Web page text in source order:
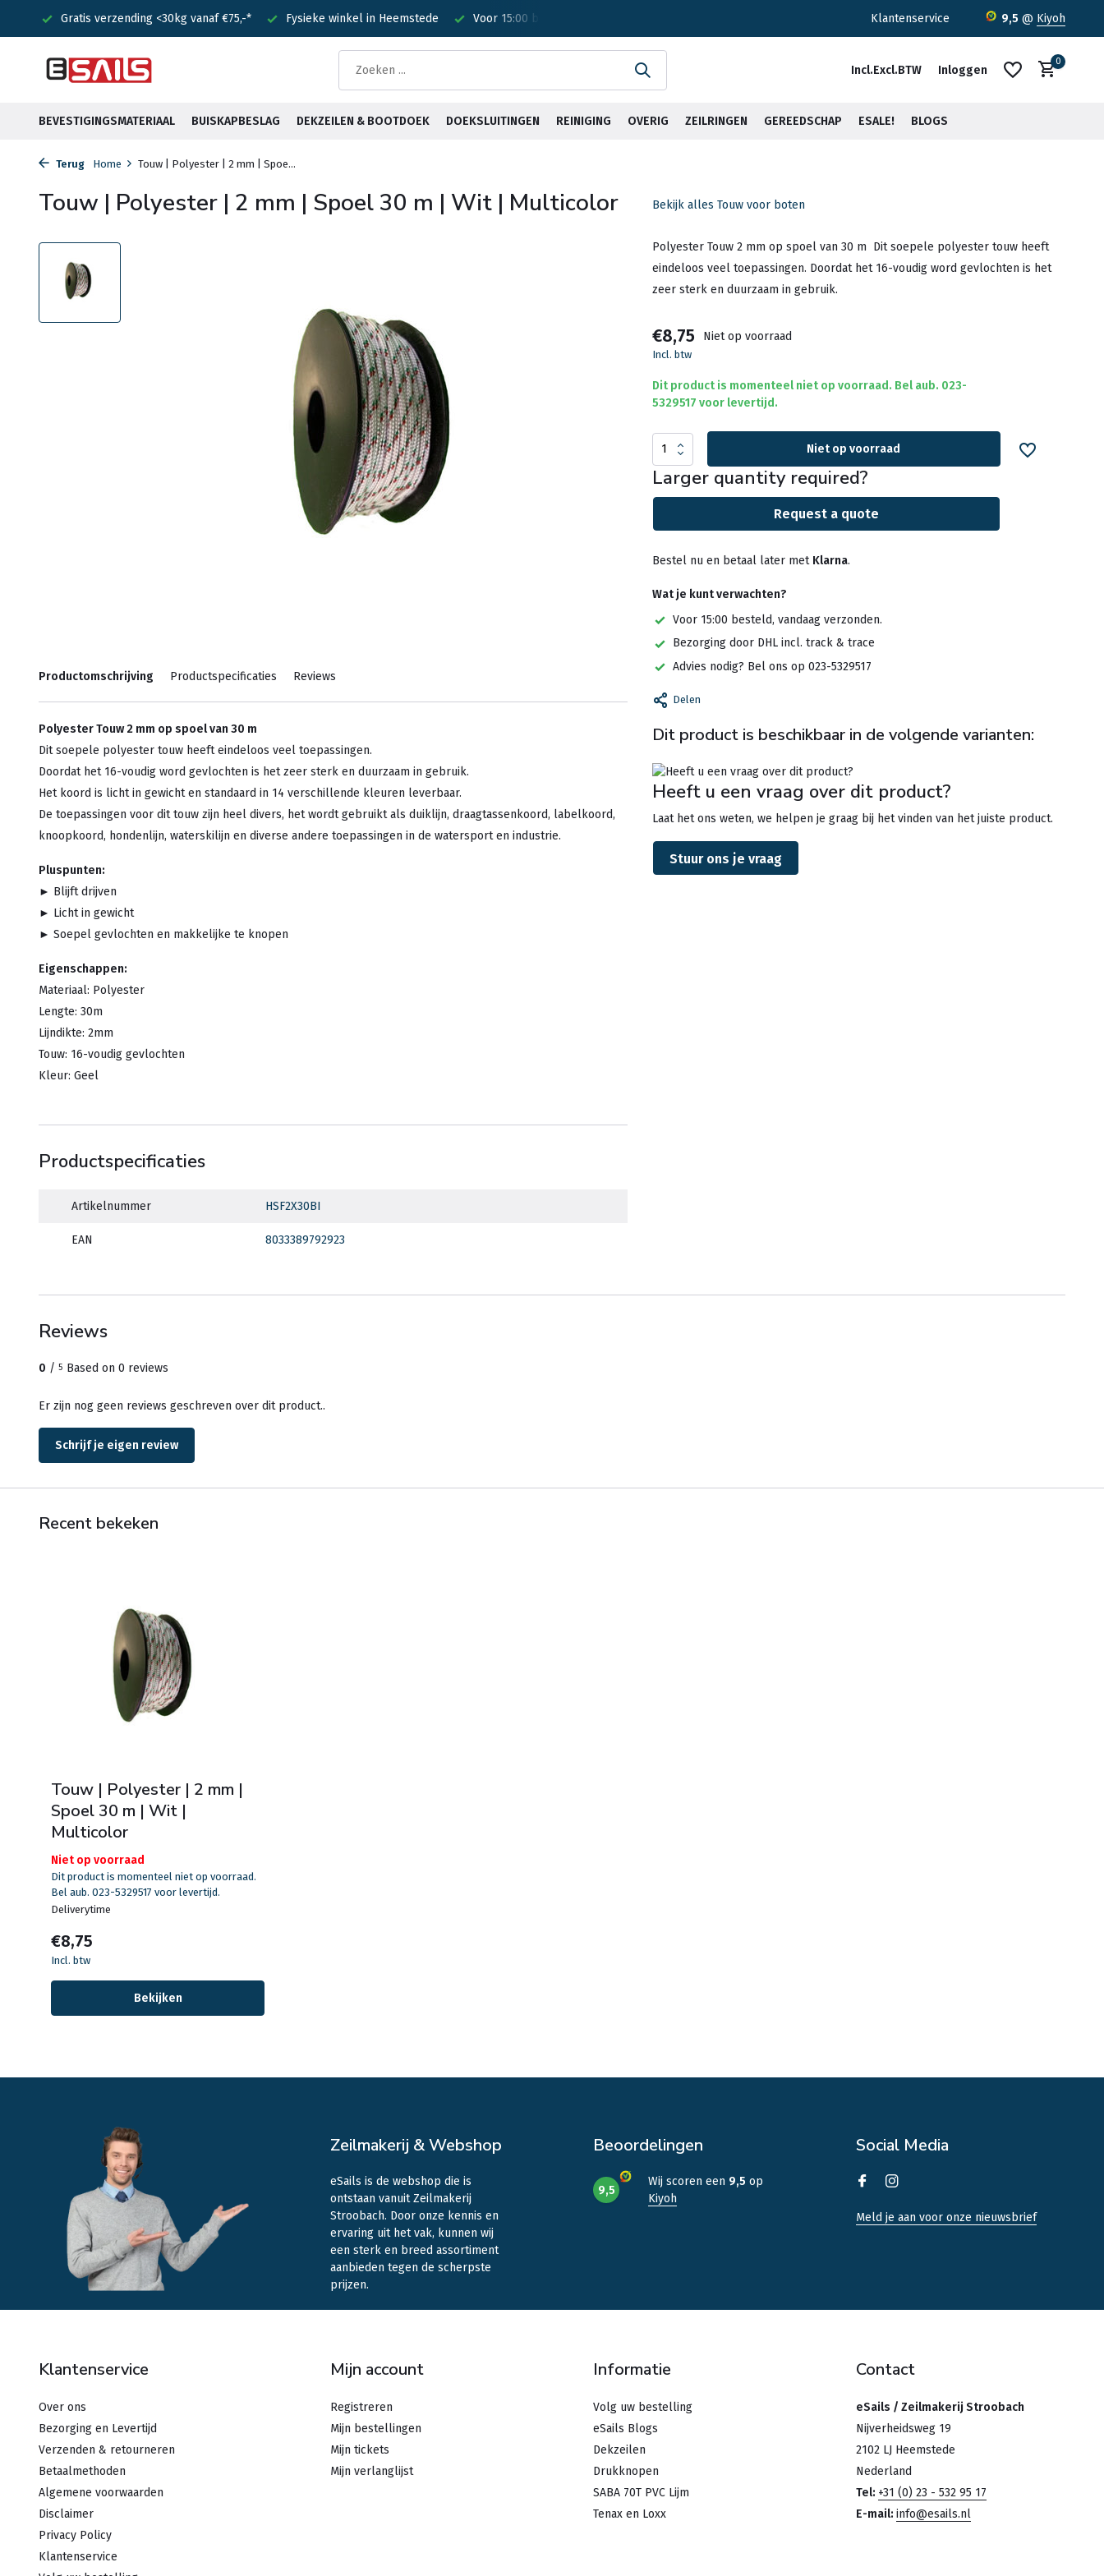
Gratis verzending <30kg vanaf €75,-* Fysieke winkel in Heemstede Voor 15:00 besteld? Is vandaag verzonden! Gratis verzending <30kg vanaf €75,-*
Klantenservice 9,5 @ Kiyoh
Incl.Excl.BTW Inloggen
0
BEVESTIGINGSMATERIAAL BUISKAPBESLAG DEKZEILEN & BOOTDOEK DOEKSLUITINGEN REINIGING OVERIG ZEILRINGEN GEREEDSCHAP ESALE! BLOGS
Terug Home Touw | Polyester | 2 mm | Spoe...
Touw | Polyester | 2 mm | Spoel 30 m | Wit | Multicolor
Productomschrijving Productspecificaties Reviews
Polyester Touw 2 mm op spoel van 30 m
Dit soepele polyester touw heeft eindeloos veel toepassingen.
Doordat het 16-voudig word gevlochten is het zeer sterk en duurzaam in gebruik.
Het koord is licht in gewicht en standaard in 14 verschillende kleuren leverbaar.
De toepassingen voor dit touw zijn heel divers, het wordt gebruikt als duiklijn, draagtassenkoord, labelkoord,
knoopkoord, hondenlijn, waterskilijn en diverse andere toepassingen in de watersport en industrie.
Pluspunten:
► Blijft drijven
► Licht in gewicht
► Soepel gevlochten en makkelijke te knopen
Eigenschappen:
Materiaal: Polyester
Lengte: 30m
Lijndikte: 2mm
Touw: 16-voudig gevlochten
Kleur: Geel
Productspecificaties
Artikelnummer HSF2X30BI
EAN 8033389792923
Bekijk alles Touw voor boten
Polyester Touw 2 mm op spoel van 30 m Dit soepele polyester touw heeft
eindeloos veel toepassingen. Doordat het 16-voudig word gevlochten is het
zeer sterk en duurzaam in gebruik.
€8,75 Niet op voorraad
Incl. btw
Dit product is momenteel niet op voorraad. Bel aub. 023-
5329517 voor levertijd.
Niet op voorraad
Larger quantity required?
Request a quote
Bestel nu en betaal later met Klarna.
Wat je kunt verwachten?
Voor 15:00 besteld, vandaag verzonden.
Bezorging door DHL incl. track & trace
Advies nodig? Bel ons op 023-5329517
Delen
Dit product is beschikbaar in de volgende varianten:
Heeft u een vraag over dit product?
Laat het ons weten, we helpen je graag bij het vinden van het juiste product.
Stuur ons je vraag
Reviews
0 / 5 Based on 0 reviews
Er zijn nog geen reviews geschreven over dit product..
Schrijf je eigen review
Recent bekeken
Touw | Polyester | 2 mm |
Spoel 30 m | Wit |
Multicolor
Niet op voorraad
Dit product is momenteel niet op voorraad.
Bel aub. 023-5329517 voor levertijd.
Deliverytime
€8,75
Incl. btw
Bekijken
Zeilmakerij & Webshop
eSails is de webshop die is
ontstaan vanuit Zeilmakerij
Stroobach. Door onze kennis en
ervaring uit het vak, kunnen wij
een sterk en breed assortiment
aanbieden tegen de scherpste
prijzen.
Beoordelingen
9,5
Wij scoren een 9,5 op
Kiyoh
Social Media
Meld je aan voor onze nieuwsbrief
Klantenservice
Over ons
Bezorging en Levertijd
Verzenden & retourneren
Betaalmethoden
Algemene voorwaarden
Disclaimer
Privacy Policy
Klantenservice
Mijn account
Registreren
Mijn bestellingen
Mijn tickets
Mijn verlanglijst
Informatie
Volg uw bestelling
eSails Blogs
Dekzeilen
Drukknopen
SABA 70T PVC Lijm
Tenax en Loxx
Contact
eSails / Zeilmakerij Stroobach
Nijverheidsweg 19
2102 LJ Heemstede
Nederland
Tel: +31 (0) 23 - 532 95 17
E-mail: info@esails.nl